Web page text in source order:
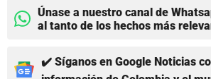
Únase a nuestro canal de
al tanto de los hechos más
✔️ Síganos en Google Noticias